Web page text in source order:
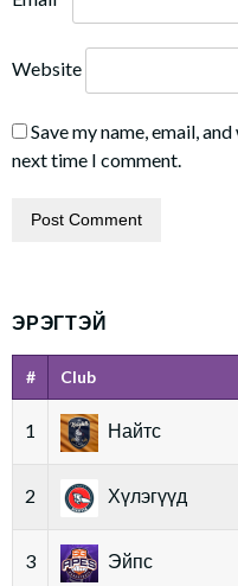
Website
Save my name, email,
next time I comment.
ЭРЭГТЭЙ
# Club
1 Найтс
2 Хүлэгүүд
3 Эйпс